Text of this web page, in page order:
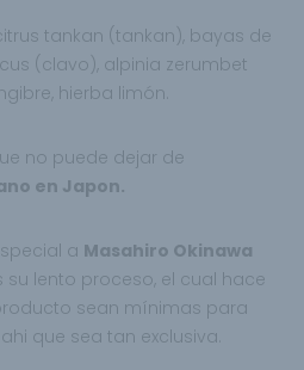
tankan (tankan), bayas de
(clavo), alpinia zerumbet
hierba limón.
no puede dejar de
en Japon.
a Masahiro Okinawa
su lento proceso, el cual hace
sean mínimas para
que sea tan exclusiva.